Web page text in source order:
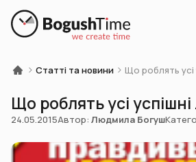
Статті та новини Що роблять усі
Що роблять усі
24.05.2015Автор: Людмила Богуш